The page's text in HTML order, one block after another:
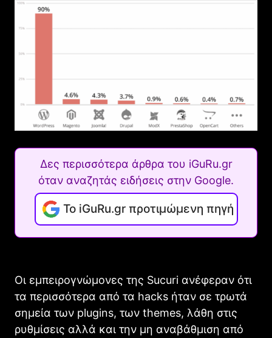
Δες περισσότερα άρθρα του iGuRu.gr
όταν αναζητάς ειδήσεις στην Google.
Το iGuRu.gr προτιμώμενη πηγή
Οι εμπειρογνώμονες της Sucuri ανέφεραν ότι
τα περισσότερα από τα hacks ήταν σε τρωτά
σημεία των plugins, των themes, λάθη στις
ρυθμίσεις αλλά και την μη αναβάθμιση από